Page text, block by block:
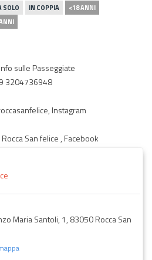
SOLO IN COPPIA
<18 ANNI
sulle Passeggiate
3204736948
Instagram
San felice , Facebook
Maria Santoli, 1, 83050 Rocca San